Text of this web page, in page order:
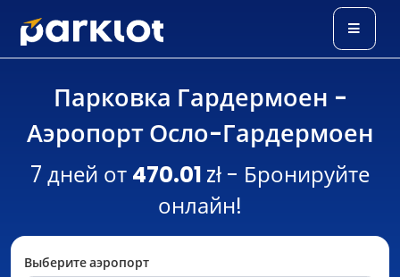
Парковка Гардермоен -
Аэропорт Осло-Гардермоен
7 дней от 470.01 zł - Бронируйте
онлайн!
Выберите аэропорт